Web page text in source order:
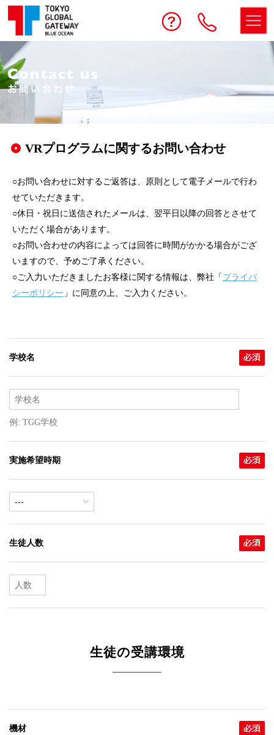
お問い合わせ電話
VRプログラムに関するお問い合わせ
○お問い合わせに対するご返答は、原則として電子メールで行わ
せていただきます。
○休日・祝日に送信されたメールは、翌平日以降の回答とさせて
いただく場合があります。
○お問い合わせの内容によっては回答に時間がかかる場合がござ
いますので、予めご了承ください。
○ご入力いただきましたお客様に関する情報は、弊社「 プライバ
シーポリシー 」に同意の上、ご入力ください。
学校名
例: TGG学校
実施希望時期
生徒人数
生徒の受講環境
機材